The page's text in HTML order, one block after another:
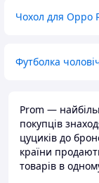
Чохол для Oppo
Футболка
Prom —
покупців
цуциків до
країни
товарів в